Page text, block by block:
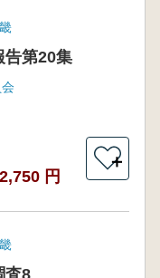
告第20集
2,750 円
＋
査8